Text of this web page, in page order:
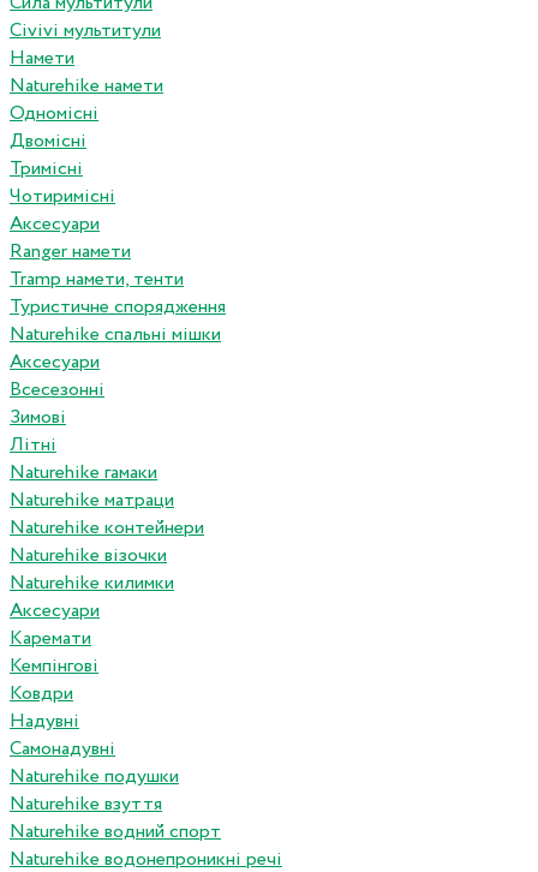
Civivi мультитули
Намети
Naturehike намети
Одномісні
Двомісні
Тримісні
Чотиримісні
Аксесуари
Ranger намети
Tramp намети, тенти
Туристичне спорядження
Naturehike спальні мішки
Аксесуари
Всесезонні
Зимові
Літні
Naturehike гамаки
Naturehike матраци
Naturehike контейнери
Naturehike візочки
Naturehike килимки
Аксесуари
Каремати
Кемпінгові
Ковдри
Надувні
Самонадувні
Naturehike подушки
Naturehike взуття
Naturehike водний спорт
Naturehike водонепроникні речі